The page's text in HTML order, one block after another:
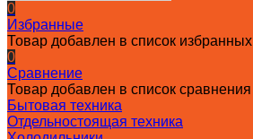
0
Избранные
Товар добавлен в список избранных
0
Сравнение
Товар добавлен в список сравнения
Бытовая техника
Отдельностоящая техника